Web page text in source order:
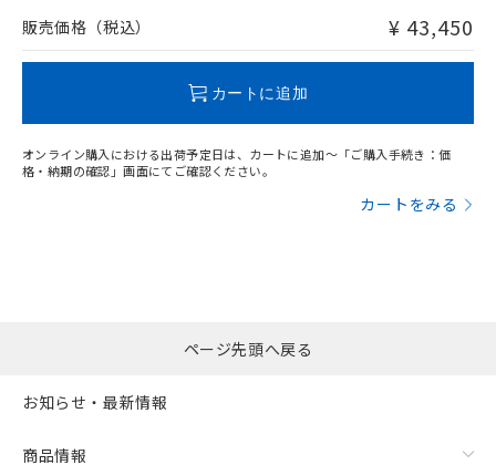
問い合わせください。
販売価格（税込） ¥ 43,450
カートに追加
オンライン購入における出荷予定日は、カートに追加～「ご購入手続き：価
格・納期の確認」画面にてご確認ください。
カートをみる
ページ先頭へ戻る
お知らせ・最新情報
商品情報